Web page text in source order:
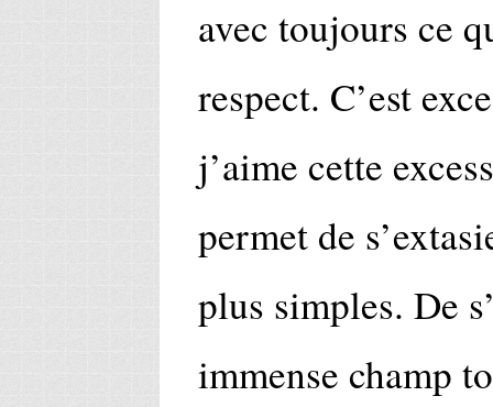
avec toujours ce
respect. C’est
j’aime cette
permet de
plus simples. De
immense champ